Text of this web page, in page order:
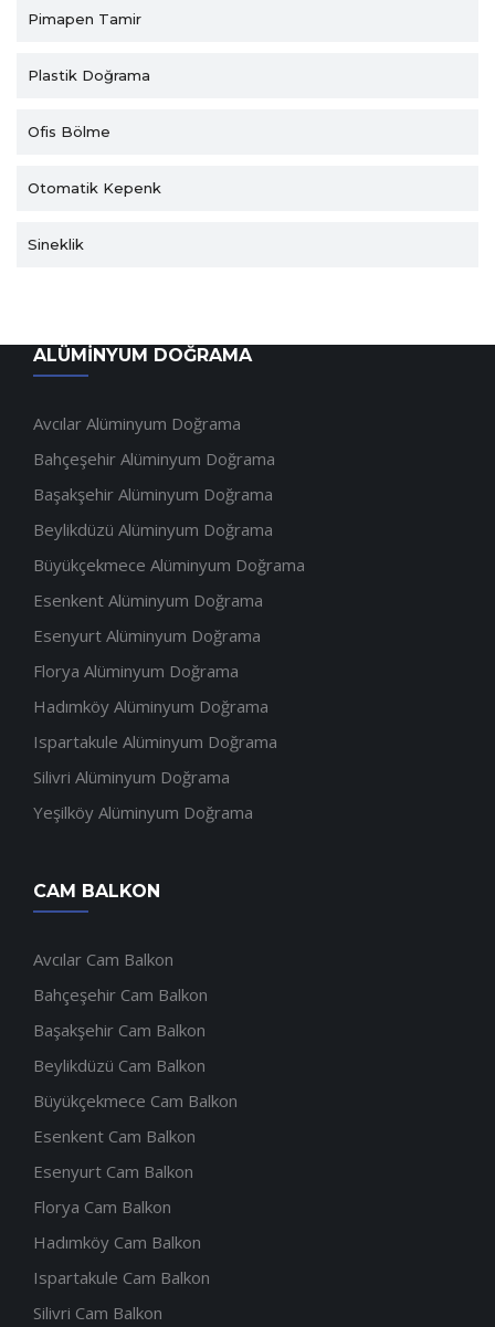
Pimapen Tamir
Plastik Doğrama
Ofis Bölme
Otomatik Kepenk
Sineklik
ALÜMINYUM DOĞRAMA
Avcılar Alüminyum Doğrama
Bahçeşehir Alüminyum Doğrama
Başakşehir Alüminyum Doğrama
Beylikdüzü Alüminyum Doğrama
Büyükçekmece Alüminyum Doğrama
Esenkent Alüminyum Doğrama
Esenyurt Alüminyum Doğrama
Florya Alüminyum Doğrama
Hadımköy Alüminyum Doğrama
Ispartakule Alüminyum Doğrama
Silivri Alüminyum Doğrama
Yeşilköy Alüminyum Doğrama
CAM BALKON
Avcılar Cam Balkon
Bahçeşehir Cam Balkon
Başakşehir Cam Balkon
Beylikdüzü Cam Balkon
Büyükçekmece Cam Balkon
Esenkent Cam Balkon
Esenyurt Cam Balkon
Florya Cam Balkon
Hadımköy Cam Balkon
Ispartakule Cam Balkon
Silivri Cam Balkon